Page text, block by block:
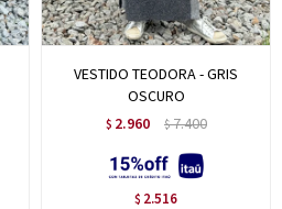
VESTIDO TEODORA - GRIS
OSCURO
$ 2.960 $7.400
$ 2.516